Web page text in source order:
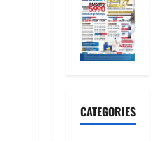
CATEGORIES